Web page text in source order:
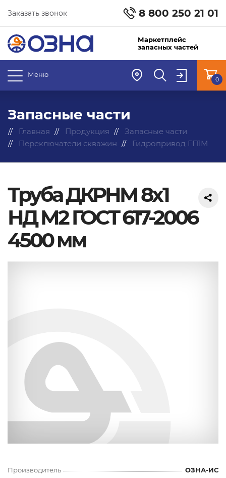
8 800 250 21 01
Заказать звонок
Маркетплейс
запасных частей
Меню
0
Запасные части
Главная Продукция
Запасные части
Переключатели скважин
Гидропривод ГП1М
Труба ДКРНМ 8х1
НД М2 ГОСТ 617-2006
4500 мм
Производитель
ОЗНА-ИС